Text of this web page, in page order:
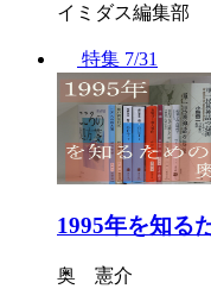
イミダス編集部
特集 7/31
1995年を知る
奥 憲介